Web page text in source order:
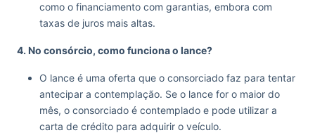
como o financiamento com garantias, embora com
taxas de juros mais altas.
4. No consórcio, como funciona o lance?
O lance é uma oferta que o consorciado faz para tentar
antecipar a contemplação. Se o lance for o maior do
mês, o consorciado é contemplado e pode utilizar a
carta de crédito para adquirir o veículo.